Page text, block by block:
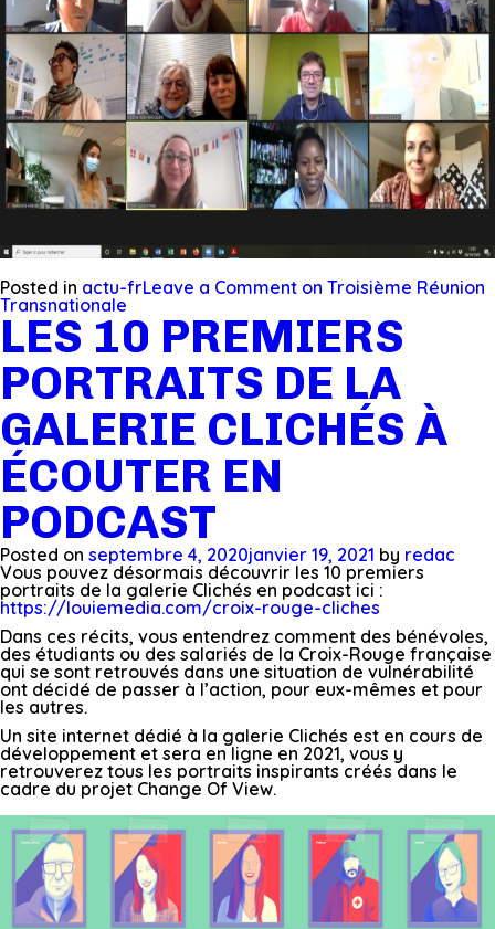
Posted in actu-frLeave a Comment on Troisième Réunion
Transnationale
LES 10 PREMIERS
PORTRAITS DE LA
GALERIE CLICHÉS À
ÉCOUTER EN
PODCAST
Posted on septembre 4, 2020janvier 19, 2021 by redac
Vous pouvez désormais découvrir les 10 premiers
portraits de la galerie Clichés en podcast ici :
https://louiemedia.com/croix-rouge-cliches
Dans ces récits, vous entendrez comment des bénévoles,
des étudiants ou des salariés de la Croix-Rouge française
qui se sont retrouvés dans une situation de vulnérabilité
ont décidé de passer à l’action, pour eux-mêmes et pour
les autres.
Un site internet dédié à la galerie Clichés est en cours de
développement et sera en ligne en 2021, vous y
retrouverez tous les portraits inspirants créés dans le
cadre du projet Change Of View.